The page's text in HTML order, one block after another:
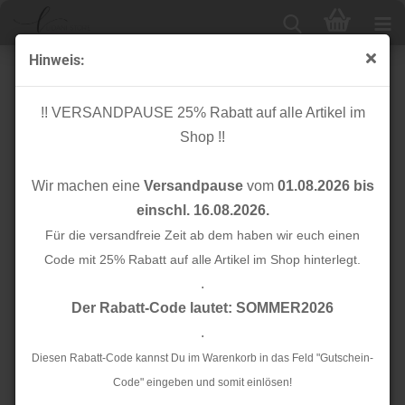
Hinweis:
!! VERSANDPAUSE 25% Rabatt auf alle Artikel im
Shop !!
Wir machen eine Versandpausevom 01.08.2026 bis
einschl. 16.08.2026.
Für die versandfreie Zeit ab dem haben wir euch einen
Code mit 25% Rabatt auf alle Artikel im Shop hinterlegt.
.
Der Rabatt-Code lautet: SOMMER2026
.
Diesen Rabatt-Code kannst Du im Warenkorb in das Feld "Gutschein-
Code" eingeben und somit einlösen!
Musselin - Sunshine terra - Springtime